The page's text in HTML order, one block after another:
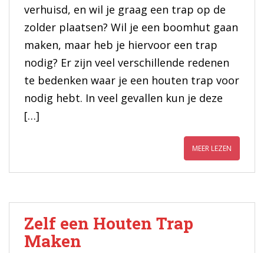
verhuisd, en wil je graag een trap op de
zolder plaatsen? Wil je een boomhut gaan
maken, maar heb je hiervoor een trap
nodig? Er zijn veel verschillende redenen
te bedenken waar je een houten trap voor
nodig hebt. In veel gevallen kun je deze
[…]
MEER LEZEN
Zelf een Houten Trap
Maken